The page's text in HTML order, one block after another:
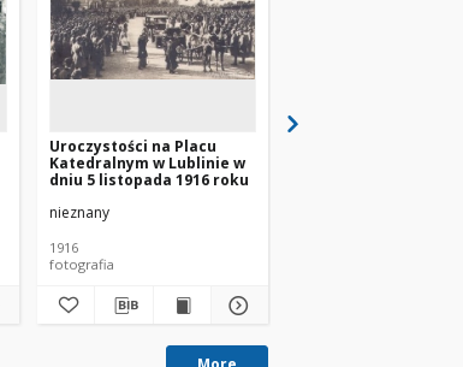
Uroczystości na Placu
Katedralnym w Lublinie w
dniu 5 listopada 1916 roku
nieznany
1916
fotografia